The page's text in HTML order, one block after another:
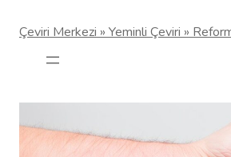
Çeviri Merkezi » Yeminli Çeviri »